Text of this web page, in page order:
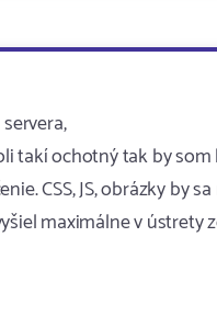
takí ochotný tak by
CSS, JS, obrázky by
maximálne v